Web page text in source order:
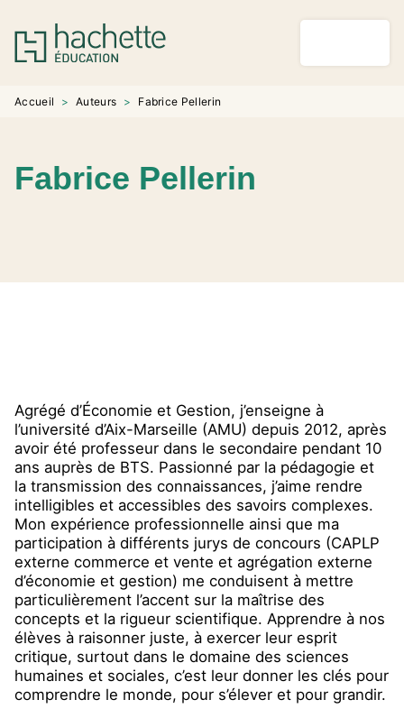
MENU RECHERCHE
PIED DE PAGE
Accueil > Auteurs > Fabrice Pellerin
Fabrice Pellerin
Agrégé d’Économie et Gestion, j’enseigne à
l’université d’Aix-Marseille (AMU) depuis 2012, après
avoir été professeur dans le secondaire pendant 10
ans auprès de BTS. Passionné par la pédagogie et
la transmission des connaissances, j’aime rendre
intelligibles et accessibles des savoirs complexes.
Mon expérience professionnelle ainsi que ma
participation à différents jurys de concours (CAPLP
externe commerce et vente et agrégation externe
d’économie et gestion) me conduisent à mettre
particulièrement l’accent sur la maîtrise des
concepts et la rigueur scientifique. Apprendre à nos
élèves à raisonner juste, à exercer leur esprit
critique, surtout dans le domaine des sciences
humaines et sociales, c’est leur donner les clés pour
comprendre le monde, pour s’élever et pour grandir.